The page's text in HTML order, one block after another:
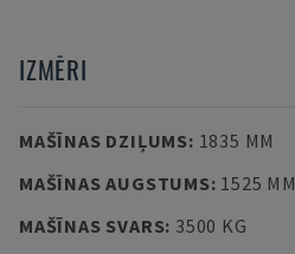
IZMĒRI
MAŠĪNAS DZIĻUMS: 1835 MM
MAŠĪNAS AUGSTUMS: 1525 MM
MAŠĪNAS SVARS: 3500 KG